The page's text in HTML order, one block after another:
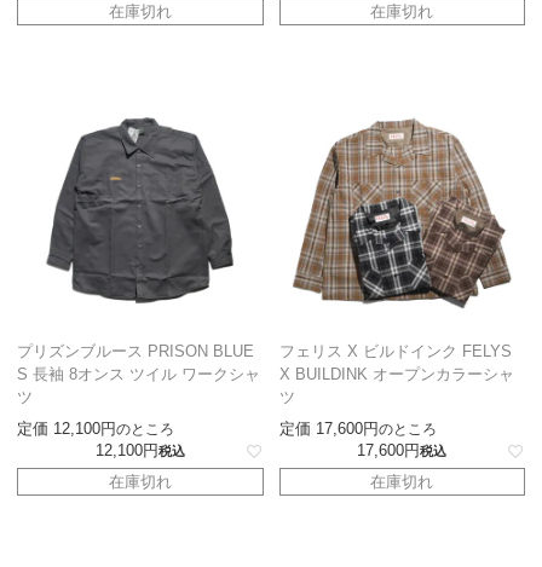
在庫切れ 在庫切れ
プリズンブルース PRISON BLUE
S 長袖 8オンス ツイル ワークシャ
ツ
定価 12,100 のところ
12,100 税込
在庫切れ
フェリス X ビルドインク FELYS
X BUILDINK オープンカラーシャ
ツ
定価 17,600 のところ
17,600 税込
在庫切れ